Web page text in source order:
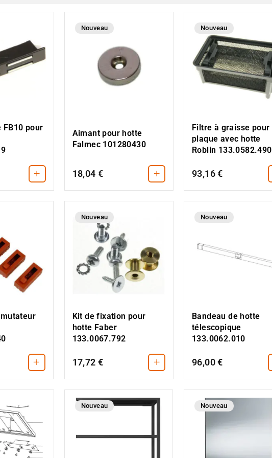
FB10 pour
+
Nouveau
Aimant pour hotte
Falmec 101280430
18,04 € +
Nouveau
Filtre à graisse pour
plaque avec hotte
Roblin 133.0582.490
93,16 €
+
Nouveau
Kit de fixation pour
hotte Faber
133.0067.792
17,72 € +
Nouveau
Bandeau de hotte
télescopique
133.0062.010
96,00 €
Nouveau Nouveau